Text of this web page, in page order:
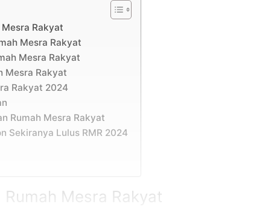
Rakyat
Mesra Rakyat
Mesra Rakyat
Mesra Rakyat
Rakyat 2024
Rumah Mesra Rakyat
Sekiranya Lulus RMR 2024
Mesra Rakyat